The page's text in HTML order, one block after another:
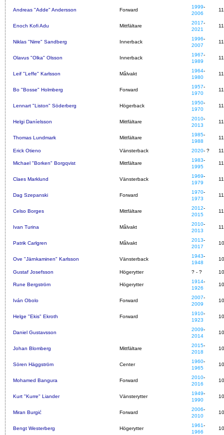
Andreas "Adde" Andersson Forward
1999-
2006
Enoch Kofi Adu Mittfältare
2017-
2021
Niklas "Nirre" Sandberg Innerback
1996-
2007
Olavus "Olka" Olsson Innerback
1967-
1989
Leif "Leffe" Karlsson Målvakt
1964-
1980
Bo "Bosse" Holmberg Forward
1957-
1970
Lennart "Liston" Söderberg Högerback
1950-
1970
Helgi Daníelsson Mittfältare
2010-
2013
Thomas Lundmark Mittfältare
1985-
1988
Erick Otieno Vänsterback 2020- ?
Michael "Borken" Borgqvist Mittfältare
1983-
1995
Claes Marklund Vänsterback
1969-
1979
Dag Szepanski Forward
1970-
1973
Celso Borges Mittfältare
2012-
2015
Ivan Turina Målvakt
2010-
2013
Patrik Carlgren Målvakt
2013-
2017
Ove "Järnkaminen" Karlsson Vänsterback
1943-
1948
Gustaf Josefsson Högerytter ? - ?
Rune Bergström Högerytter
1914-
1926
Iván Obolo Forward
2007-
2009
Helge "Ekis" Ekroth Forward
1910-
1923
Daniel Gustavsson
2009-
2014
Johan Blomberg Mittfältare
2015-
2018
Sören Häggström Center
1960-
1965
Mohamed Bangura Forward
2010-
2016
Kurt "Kurre" Liander Vänsterytter
1949-
1990
Miran Burgić Forward
2006-
2010
Bengt Westerberg Högerytter
1961-
1966